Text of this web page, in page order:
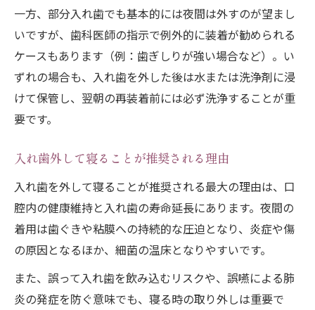
一方、部分入れ歯でも基本的には夜間は外すのが望まし
いですが、歯科医師の指示で例外的に装着が勧められる
ケースもあります（例：歯ぎしりが強い場合など）。い
ずれの場合も、入れ歯を外した後は水または洗浄剤に浸
けて保管し、翌朝の再装着前には必ず洗浄することが重
要です。
入れ歯外して寝ることが推奨される理由
入れ歯を外して寝ることが推奨される最大の理由は、口
腔内の健康維持と入れ歯の寿命延長にあります。夜間の
着用は歯ぐきや粘膜への持続的な圧迫となり、炎症や傷
の原因となるほか、細菌の温床となりやすいです。
また、誤って入れ歯を飲み込むリスクや、誤嚥による肺
炎の発症を防ぐ意味でも、寝る時の取り外しは重要で